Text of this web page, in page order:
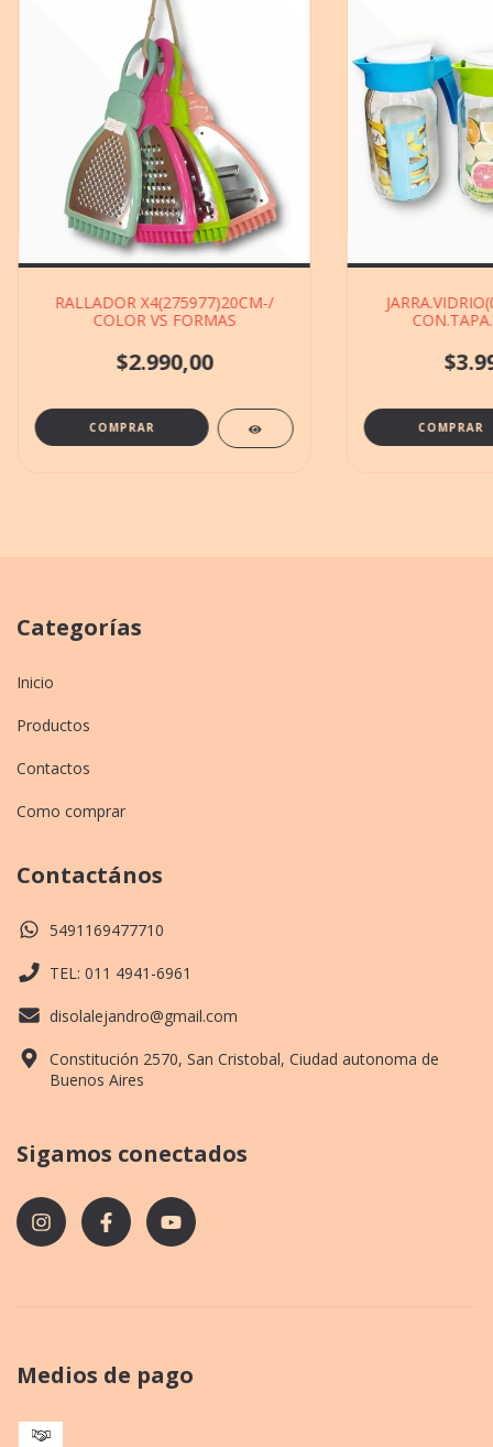
RALLADOR X4(275977)20CM-/
COLOR VS FORMAS
$2.990,00
Categorías
Inicio
Productos
Contactos
Como comprar
Contactános
5491169477710
TEL: 011 4941-6961
disolalejandro@gmail.com
Constitución 2570, San Cristobal, Ciudad autonoma de
Buenos Aires
Sigamos conectados
Medios de pago